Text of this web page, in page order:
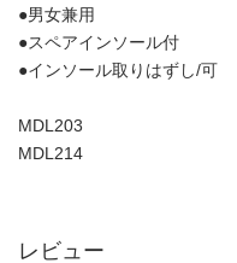
●男女兼用
●スペアインソール付
●インソール取りはずし/可
MDL203
MDL214
レビュー